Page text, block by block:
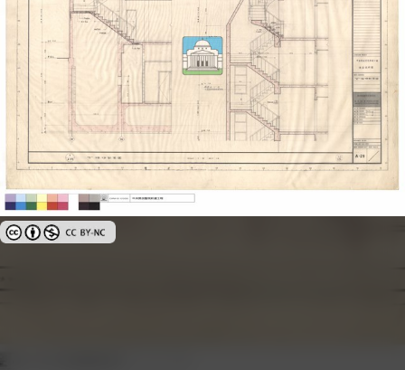
創用CC姓名標示-非商業性 3.0 台灣及其後版本(CC BY-NC 3.0 TW +)